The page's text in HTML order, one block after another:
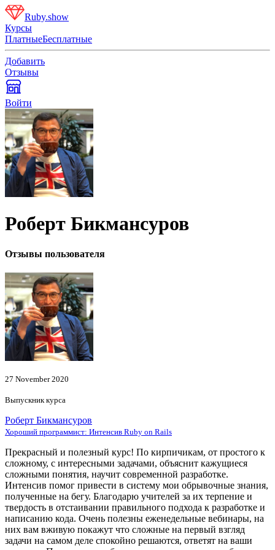
Ruby.show
Курсы
ПлатныеБесплатные
Добавить
Отзывы
Войти
Роберт Бикмансуров
Отзывы пользователя
27 November 2020
Выпускник курса
Роберт Бикмансуров
Хороший программист: Интенсив Ruby on Rails
Прекрасный и полезный курс! По кирпичикам, от простого к
сложному, с интересными задачами, объяснит кажущиеся
сложными понятия, научит современной разработке.
Интенсив помог привести в систему мои обрывочные знания,
полученные на бегу. Благодарю учителей за их терпение и
твердость в отстаивании правильного подхода к разработке и
написанию кода. Очень полезны еженедельные вебинары, на
них вам вживую покажут что сложные на первый взгляд
задачи на самом деле спокойно решаются, ответят на ваши